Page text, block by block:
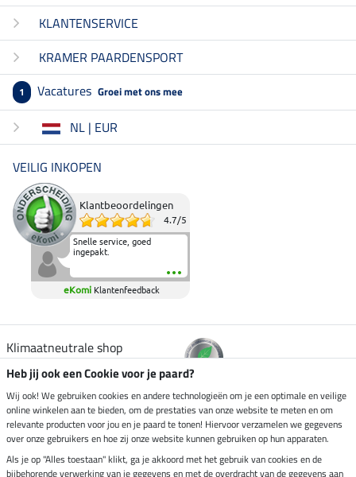
KLANTENSERVICE
KRAMER PAARDENSPORT
1 Vacatures Groei met ons mee
NL | EUR
VEILIG INKOPEN
Klantbeoordelingen
4.7/5
Snelle service, goed
ingepakt.
eKomi Klantenfeedback
Klimaatneutrale shop
Verzending per
Veilig betalen met
Heb jij ook een Cookie voor je paard?
Wij ook! We gebruiken cookies en andere technologieën om je een optimale en veilige
online winkelen aan te bieden, om de prestaties van onze website te meten en om
relevante producten voor jou en je paard te tonen! Hiervoor verzamelen we gegevens
over onze gebruikers en hoe zij onze website kunnen gebruiken op hun apparaten.
Als je op "Alles toestaan" klikt, ga je akkoord met het gebruik van cookies en de
bijbehorende verwerking van je gegevens en met de overdracht van de gegevens aan